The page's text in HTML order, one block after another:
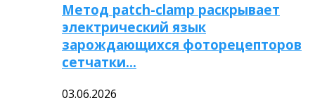
Метод patch-clamp раскрывает
электрический язык
зарождающихся фоторецепторов
сетчатки…
03.06.2026